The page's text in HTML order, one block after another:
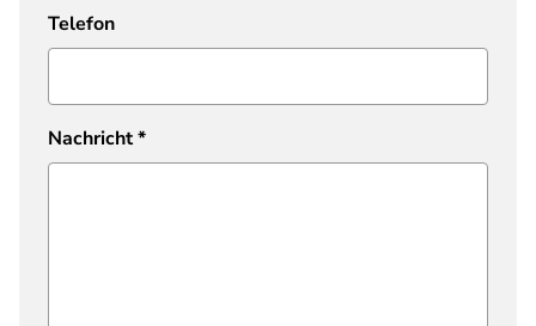
Telefon
Nachricht*